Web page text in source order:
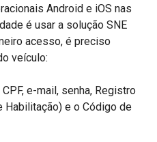
Android e iOS nas
é usar a solução SNE
acesso, é preciso
veículo:
e-mail, senha, Registro
Habilitação) e o Código de